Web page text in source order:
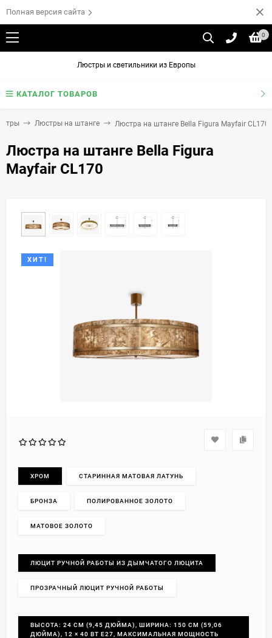
Полная версия сайта
0
Люстры и светильники из Европы
КАТАЛОГ ТОВАРОВ
Люстры на штанге Люстра на штанге Bella Figura Mayfair CL170
Люстра на штанге Bella Figura
Mayfair CL170
ХИТ!
ХРОМ СТАРИННАЯ МАТОВАЯ ЛАТУНЬ
БРОНЗА ПОЛИРОВАННОЕ ЗОЛОТО
МАТОВОЕ ЗОЛОТО
ЛЮЦИТ РУЧНОЙ РАБОТЫ ИЗ ДЫМЧАТОГО ЛЮЦИТА
ПРОЗРАЧНЫЙ ЛЮЦИТ РУЧНОЙ РАБОТЫ
ВЫСОТА: 24 СМ (9,45 ДЮЙМА), ШИРИНА: 150 СМ (59,06
ДЮЙМА), 12 × 40 ВТ E27, МАКСИМАЛЬНАЯ МОЩНОСТЬ